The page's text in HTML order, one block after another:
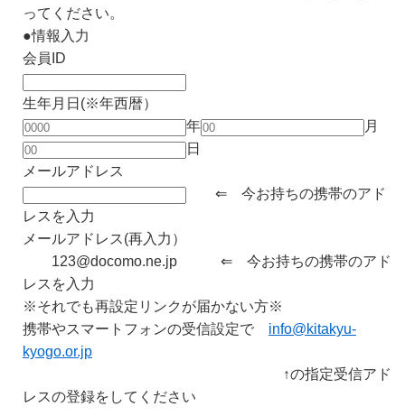
ってください。
●情報入力
会員ID
生年月日(※年西暦）
年
月
日
メールアドレス
⇐ 今お持ちの携帯のアド
レスを入力
メールアドレス(再入力）
123@docomo.ne.jp ⇐ 今お持ちの携帯のアド
レスを入力
※それでも再設定リンクが届かない方※
携帯やスマートフォンの受信設定で info@kitakyu-
kyogo.or.jp
↑の指定受信アド
レスの登録をしてください